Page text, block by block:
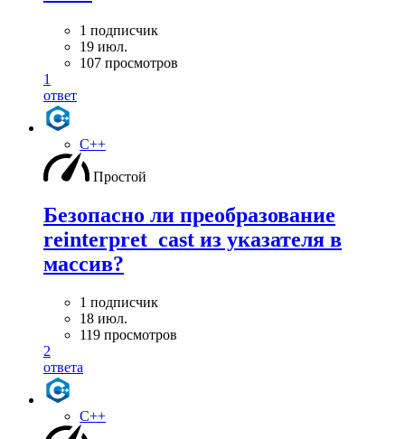
1 подписчик
19 июл.
107 просмотров
1
ответ
C++
Простой
Безопасно ли преобразование
reinterpret_cast из указателя в
массив?
1 подписчик
18 июл.
119 просмотров
2
ответа
C++